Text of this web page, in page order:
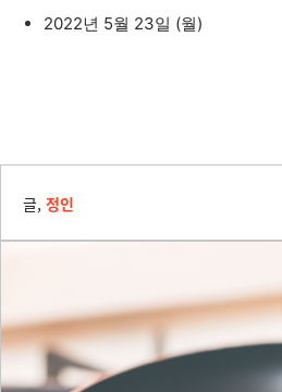
2022년 5월 23일 (월)
글, 정인